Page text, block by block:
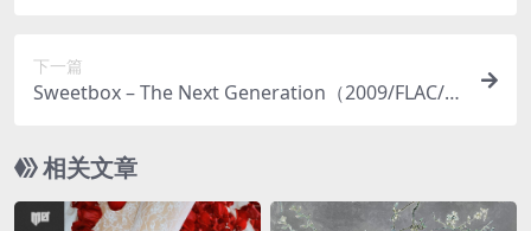
下一篇
Sweetbox – The Next Generation（2009/FLAC/
相关文章